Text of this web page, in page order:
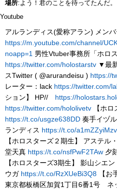
場所:よう！君のことを待ってたんだ。
Youtube
アルランディス(愛称アラン) メン
https://m.youtube.com/channel/
noapp=1 男性Vtuber事務所「ホロ
https://twitter.com/holostarstv ▼最
スTwitter ( @arurandeisu ) https://
レーター：lack https://twitter.com/
ション】 HP// https://
https://twitter.com/hololivetv 【ホ
https://t.co/usgze638DD 奏手イヅル
ランディス https://t.co/a1mZZyiMzv
【ホロスターズ２期生】 アステル
堂天真 https://t.co/nsfPwF2TAw 夕
【ホロスターズ3期生】 影山シエン
ウガ https://t.co/RzXUeBi3Q8 【お
東京都板橋区加賀1丁目6番1号 ネ